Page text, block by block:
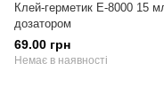
Клей-герметик E-8000 15
дозатором
69.00 грн
Немає в наявності